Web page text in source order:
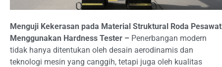
Menguji Kekerasan pada Material Struktural Roda Pesawat
Menggunakan Hardness Tester – Penerbangan modern
tidak hanya ditentukan oleh desain aerodinamis dan
teknologi mesin yang canggih, tetapi juga oleh kualitas